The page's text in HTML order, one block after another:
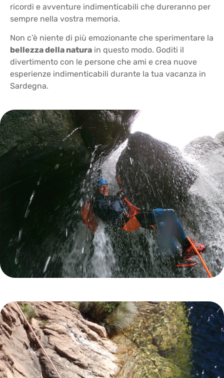
ricordi e avventure indimenticabili che dureranno per
sempre nella vostra memoria.
Non c’è niente di più emozionante che sperimentare la
bellezza della natura in questo modo. Goditi il
divertimento con le persone che ami e crea nuove
esperienze indimenticabili durante la tua vacanza in
Sardegna.